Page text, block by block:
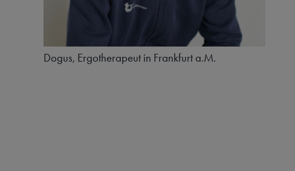
Dogus, Ergotherapeut in Frankfurt a.M.